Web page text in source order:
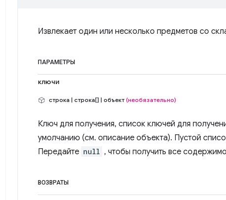
Извлекает один или несколько предметов со
ПАРАМЕТРЫ
ключи
строка | строка[] | объект (необязательно)
Ключ для получения, список ключей для
умолчанию (см. описание объекта). Пустой
Передайте null , чтобы получить все
ВОЗВРАТЫ